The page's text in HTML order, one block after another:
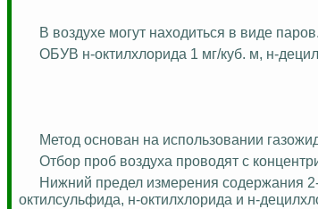
В воздухе могут находиться в виде паров.
ОБУВ н-октилхлорида 1 мг/куб. м, н-
Метод основан на использовании
Отбор проб воздуха проводят с
Нижний предел измерения содержания
октилсульфида, н-октилхлорида и н-